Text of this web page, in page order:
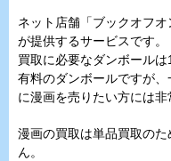
ネット店舗「ブックオフ
が提供するサービスです。
買取に必要なダンボールは
有料のダンボールですが
に漫画を売りたい方には非
漫画の買取は単品買取の
ん。